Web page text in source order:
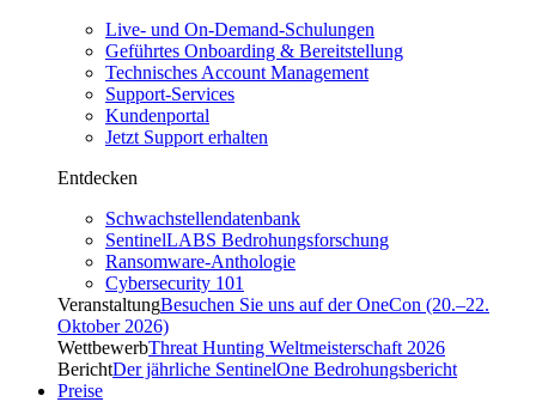
Live- und On-Demand-Schulungen
Geführtes Onboarding & Bereitstellung
Technisches Account Management
Support-Services
Kundenportal
Jetzt Support erhalten
Entdecken
Schwachstellendatenbank
SentinelLABS Bedrohungsforschung
Ransomware-Anthologie
Cybersecurity 101
VeranstaltungBesuchen Sie uns auf der OneCon (20.–22.
Oktober 2026)
WettbewerbThreat Hunting Weltmeisterschaft 2026
BerichtDer jährliche SentinelOne Bedrohungsbericht
Preise